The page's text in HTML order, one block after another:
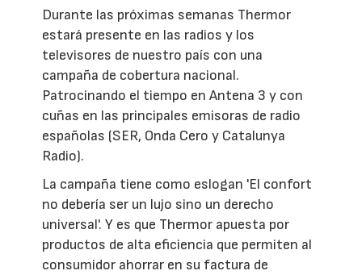
Durante las próximas semanas Thermor
estará presente en las radios y los
televisores de nuestro país con una
campaña de cobertura nacional.
Patrocinando el tiempo en Antena 3 y con
cuñas en las principales emisoras de radio
españolas (SER, Onda Cero y Catalunya
Radio).
La campaña tiene como eslogan 'El confort
no debería ser un lujo sino un derecho
universal'. Y es que Thermor apuesta por
productos de alta eficiencia que permiten al
consumidor ahorrar en su factura de